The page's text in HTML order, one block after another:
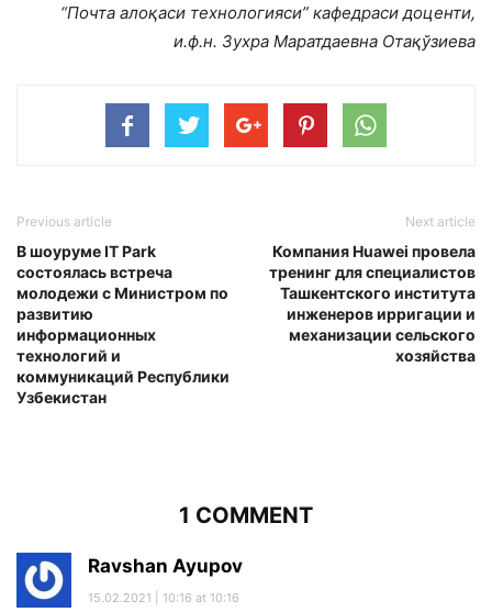
“Почта алоқаси технологияси” кафедраси доценти,
и.ф.н. Зухра Маратдаевна Отақўзиева
Previous article
В шоуруме IT Park
состоялась встреча
молодежи с Министром по
развитию
информационных
технологий и
коммуникаций Республики
Узбекистан
Next article
Компания Huawei провела
тренинг для специалистов
Ташкентского института
инженеров ирригации и
механизации сельского
хозяйства
1 COMMENT
Ravshan Ayupov
15.02.2021 | 10:16 at 10:16